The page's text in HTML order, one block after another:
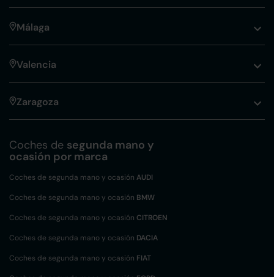
Málaga
Valencia
Zaragoza
Coches de segunda mano y
ocasión por marca
Coches de segunda mano y ocasión AUDI
Coches de segunda mano y ocasión BMW
Coches de segunda mano y ocasión CITROEN
Coches de segunda mano y ocasión DACIA
Coches de segunda mano y ocasión FIAT